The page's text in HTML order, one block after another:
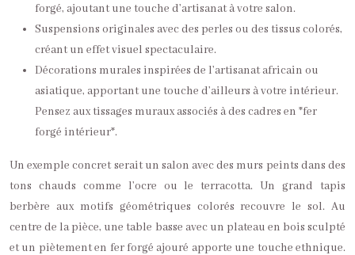
forgé, ajoutant une touche d’artisanat à votre salon.
Suspensions originales avec des perles ou des tissus colorés,
créant un effet visuel spectaculaire.
Décorations murales inspirées de l’artisanat africain ou
asiatique, apportant une touche d’ailleurs à votre intérieur.
Pensez aux tissages muraux associés à des cadres en *fer
forgé intérieur*.
Un exemple concret serait un salon avec des murs peints dans des
tons chauds comme l’ocre ou le terracotta. Un grand tapis
berbère aux motifs géométriques colorés recouvre le sol. Au
centre de la pièce, une table basse avec un plateau en bois sculpté
et un piètement en fer forgé ajouré apporte une touche ethnique.